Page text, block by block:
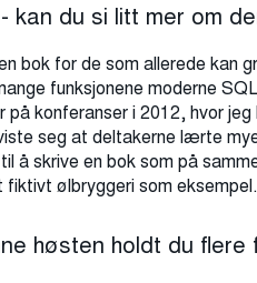
kan du si litt mer om
bok for de som allerede kan
funksjonene moderne
konferanser i 2012, hvor
seg at deltakerne lærte
å skrive en bok som på
fiktivt ølbryggeri som eksempel.
høsten holdt du